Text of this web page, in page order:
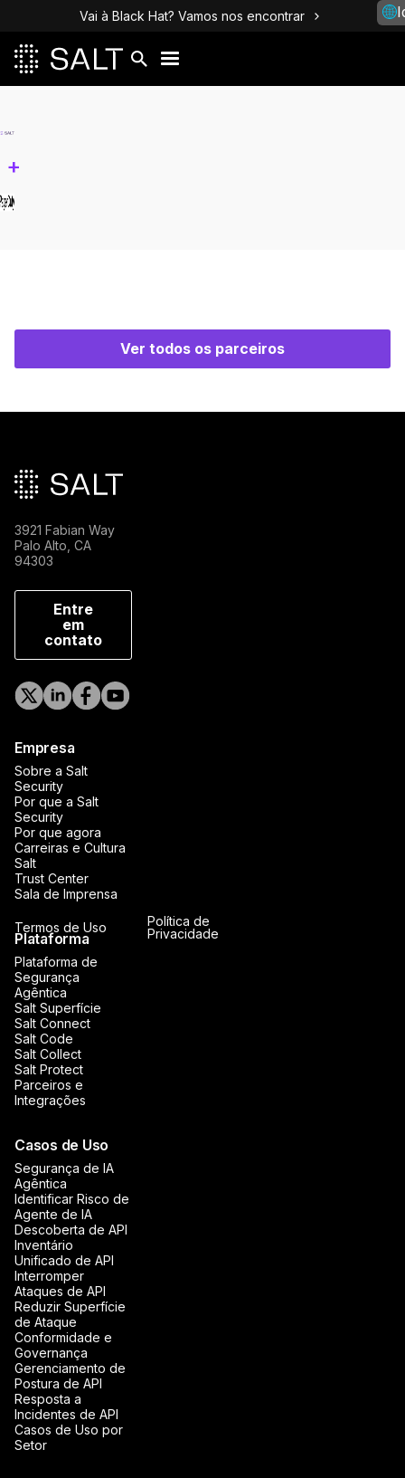
Vai à Black Hat? Vamos nos encontrar
+
Ver todos os parceiros
3921 Fabian Way
Palo Alto, CA
94303
Entre
em
contato
Empresa
Sobre a Salt
Security
Por que a Salt
Security
Por que agora
Carreiras e Cultura
Salt
Trust Center
Sala de Imprensa
Plataforma
Plataforma de
Segurança
Agêntica
Salt Superfície
Salt Connect
Salt Code
Salt Collect
Salt Protect
Parceiros e
Integrações
Casos de Uso
Segurança de IA
Agêntica
Identificar Risco de
Agente de IA
Descoberta de API
Inventário
Unificado de API
Interromper
Ataques de API
Reduzir Superfície
de Ataque
Conformidade e
Governança
Gerenciamento de
Postura de API
Resposta a
Incidentes de API
Casos de Uso por
Setor
Termos de Uso
Política de
Privacidade